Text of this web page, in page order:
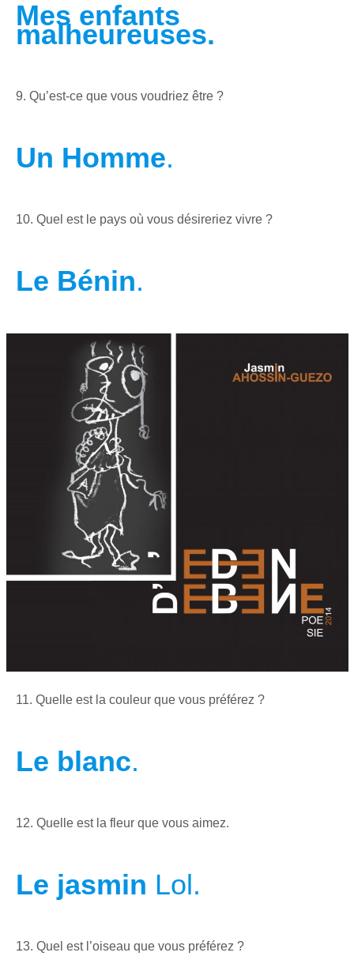
Mes enfants
malheureuses.
9. Qu’est-ce que vous voudriez être ?
Un Homme.
10. Quel est le pays où vous désireriez vivre ?
Le Bénin.
11. Quelle est la couleur que vous préférez ?
Le blanc.
12. Quelle est la fleur que vous aimez.
Le jasmin Lol.
13. Quel est l’oiseau que vous préférez ?